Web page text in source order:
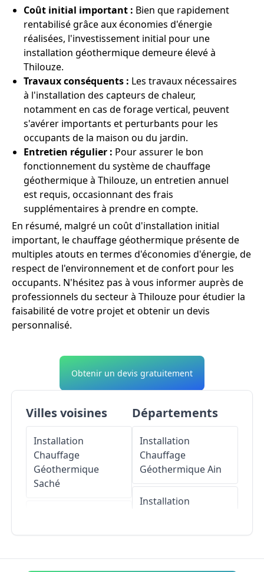
Coût initial important : Bien que rapidement
rentabilisé grâce aux économies d'énergie
réalisées, l'investissement initial pour une
installation géothermique demeure élevé à
Thilouze.
Travaux conséquents : Les travaux nécessaires
à l'installation des capteurs de chaleur,
notamment en cas de forage vertical, peuvent
s'avérer importants et perturbants pour les
occupants de la maison ou du jardin.
Entretien régulier : Pour assurer le bon
fonctionnement du système de chauffage
géothermique à Thilouze, un entretien annuel
est requis, occasionnant des frais
supplémentaires à prendre en compte.
En résumé, malgré un coût d'installation initial
important, le chauffage géothermique présente de
multiples atouts en termes d'économies d'énergie, de
respect de l'environnement et de confort pour les
occupants. N'hésitez pas à vous informer auprès de
professionnels du secteur à Thilouze pour étudier la
faisabilité de votre projet et obtenir un devis
personnalisé.
Obtenir un devis gratuitement
Villes voisines
Installation
Chauffage
Géothermique
Saché
Pont-de-Ruan
Départements
Installation
Chauffage
GéothermiqueAin
Installation